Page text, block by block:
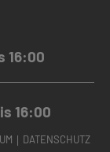
16:00
16:00
| DATENSCHUTZ